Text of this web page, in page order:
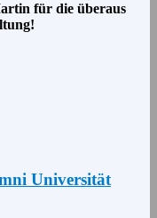
für die überaus
Universität